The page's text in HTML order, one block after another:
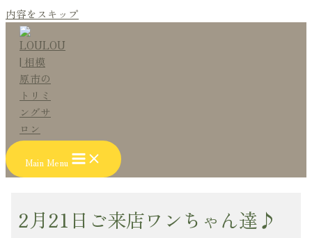
内容をスキップ
Main Menu
2月21日ご来店ワンちゃん達♪